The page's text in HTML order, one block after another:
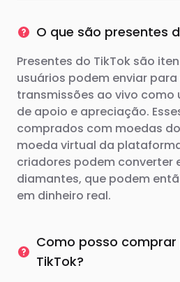
O que são presentes
Presentes do TikTok são
usuários podem enviar
transmissões ao vivo
de apoio e apreciação.
comprados com moedas
moeda virtual da
criadores podem converter
diamantes, que podem
em dinheiro real.
Como posso
TikTok?